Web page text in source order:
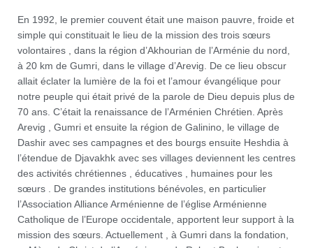
En 1992, le premier couvent était une maison pauvre, froide et
simple qui constituait le lieu de la mission des trois sœurs
volontaires , dans la région d’Akhourian de l’Arménie du nord,
à 20 km de Gumri, dans le village d’Arevig. De ce lieu obscur
allait éclater la lumière de la foi et l’amour évangélique pour
notre peuple qui était privé de la parole de Dieu depuis plus de
70 ans. C’était la renaissance de l’Arménien Chrétien. Après
Arevig , Gumri et ensuite la région de Galinino, le village de
Dashir avec ses campagnes et des bourgs ensuite Heshdia à
l’étendue de Djavakhk avec ses villages deviennent les centres
des activités chrétiennes , éducatives , humaines pour les
sœurs . De grandes institutions bénévoles, en particulier
l’Association Alliance Arménienne de l’église Arménienne
Catholique de l’Europe occidentale, apportent leur support à la
mission des sœurs. Actuellement , à Gumri dans la fondation,